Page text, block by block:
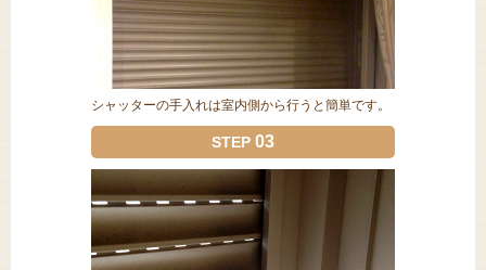
シャッターの手入れは室内側から行うと簡単です。
STEP 03